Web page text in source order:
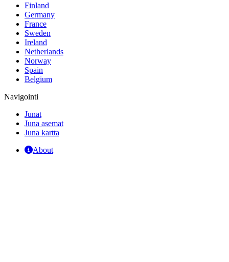
Finland
Germany
France
Sweden
Ireland
Netherlands
Norway
Spain
Belgium
Navigointi
Junat
Juna asemat
Juna kartta
About